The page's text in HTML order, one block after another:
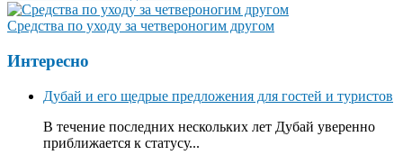
Средства по уходу за четвероногим другом
Интересно
Дубай и его щедрые предложения для гостей и туристов
В течение последних нескольких лет Дубай уверенно
приближается к статусу...